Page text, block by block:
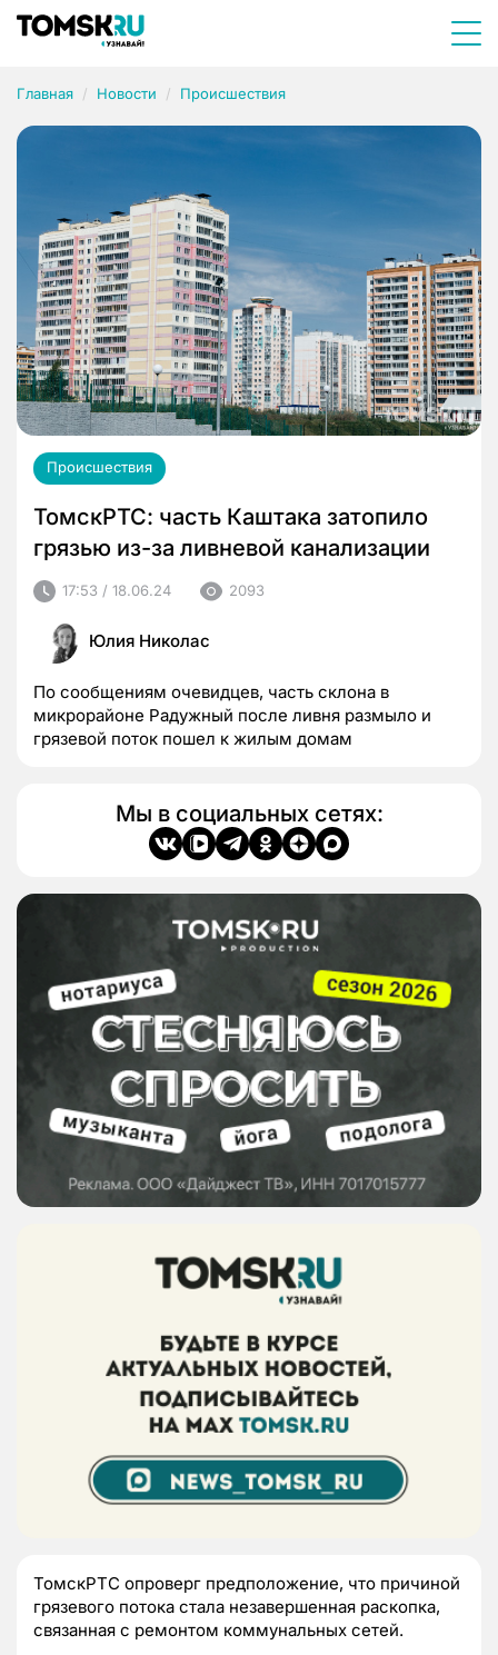
Главная Новости Происшествия
Происшествия
ТомскРТС: часть Каштака затопило
грязью из-за ливневой канализации
17:53 / 18.06.24 2093
Юлия Николас
По сообщениям очевидцев, часть склона в
микрорайоне Радужный после ливня размыло и
грязевой поток пошел к жилым домам
Мы в социальных сетях:
ТомскРТС опроверг предположение, что причиной
грязевого потока стала незавершенная раскопка,
связанная с ремонтом коммунальных сетей.